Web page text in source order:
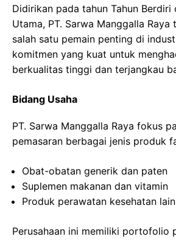
Didirikan pada tahun Tahun Berdiri
Utama, PT. Sarwa Manggalla Raya
salah satu pemain penting di
komitmen yang kuat untuk
berkualitas tinggi dan terjangkau
Bidang Usaha
PT. Sarwa Manggalla Raya fokus
pemasaran berbagai jenis produk
Obat-obatan generik dan paten
Suplemen makanan dan vitamin
Produk perawatan kesehatan
Perusahaan ini memiliki portofolio